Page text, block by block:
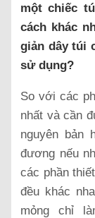
một chiếc
cách khác
giản dây túi
sử dụng?
So với các
nhất và cần
nguyên bản
đương nếu
các phần
đều khác
mỏng chỉ